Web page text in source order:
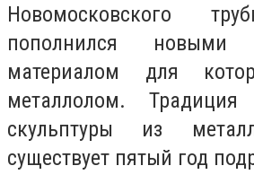
Новомосковского
пополнился новыми
материалом для
металлолом. Традиция
скульптуры из
существует пятый год